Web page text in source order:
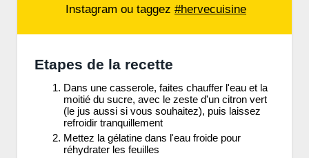
Instagram ou taggez #hervecuisine
Etapes de la recette
Dans une casserole, faites chauffer l'eau et la
moitié du sucre, avec le zeste d'un citron vert
(le jus aussi si vous souhaitez), puis laissez
refroidir tranquillement
Mettez la gélatine dans l'eau froide pour
réhydrater les feuilles